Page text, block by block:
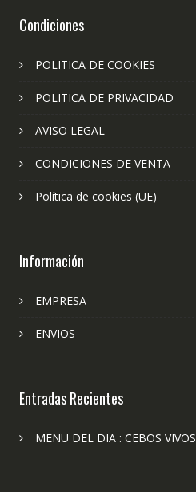
Condiciones
POLITICA DE COOKIES
POLITICA DE PRIVACIDAD
AVISO LEGAL
CONDICIONES DE VENTA
Política de cookies (UE)
Información
EMPRESA
ENVIOS
Entradas Recientes
MENU DEL DIA : CEBOS VIVOS